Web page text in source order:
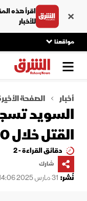
اقرأ هذه
للأخبار
مواقعنا
أخبار الصفحة
السويد
القتل خلال 10 سنوات
دقائق القراءة - 2
شارك
نُشر: 31 مارس 2025 14:06